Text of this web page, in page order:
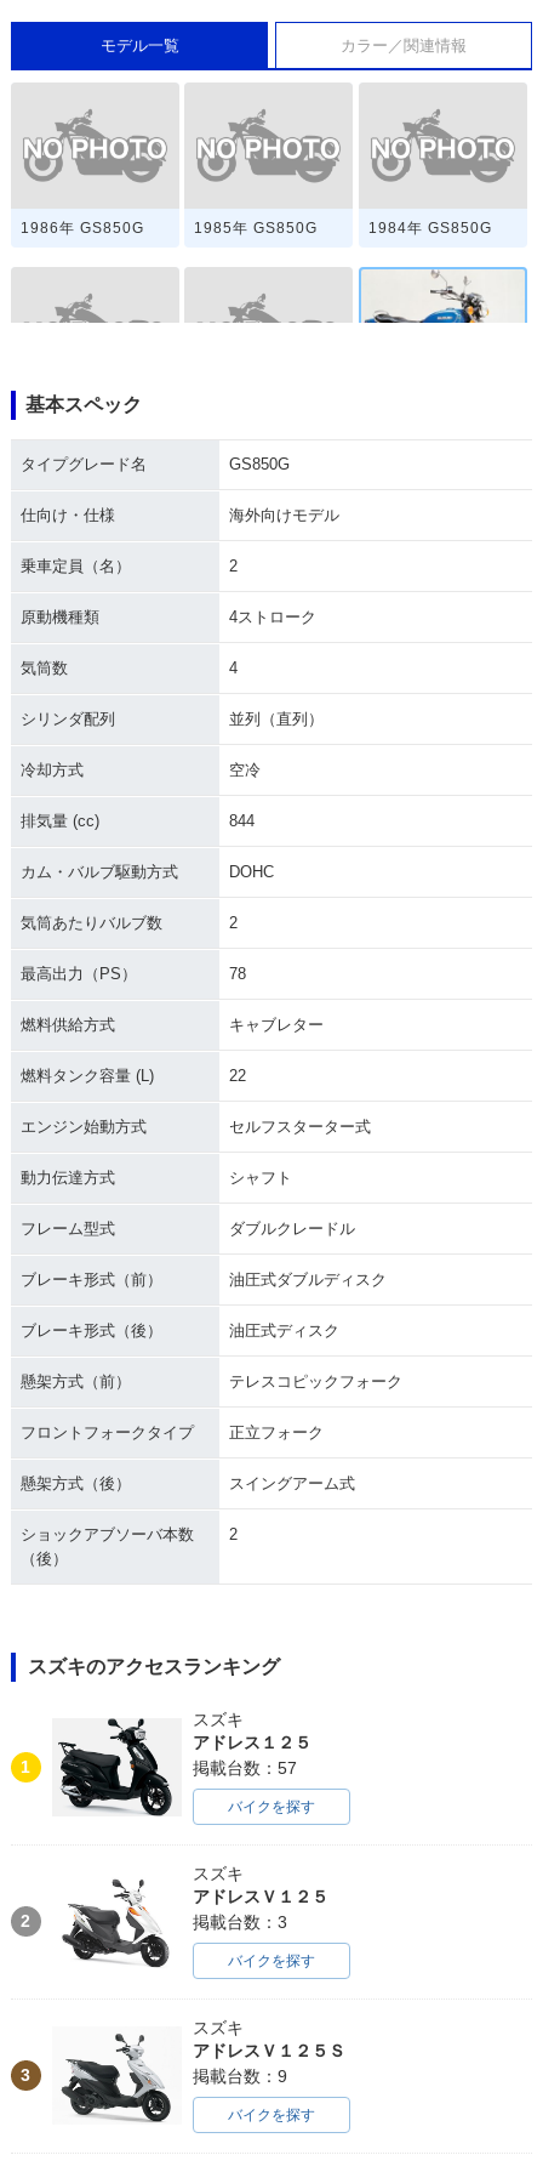
モデル一覧 カラー／関連情報
1986年 GS850G 1985年 GS850G 1984年 GS850G
1983年 GS850G
新登場
基本スペック
タイプグレード名 GS850G
仕向け・仕様 海外向けモデル
乗車定員（名） 2
原動機種類 4ストローク
気筒数 4
シリンダ配列 並列（直列）
冷却方式 空冷
排気量 (cc) 844
カム・バルブ駆動方式 DOHC
気筒あたりバルブ数 2
最高出力（PS） 78
燃料供給方式 キャブレター
燃料タンク容量 (L) 22
エンジン始動方式 セルフスターター式
動力伝達方式 シャフト
フレーム型式 ダブルクレードル
ブレーキ形式（前） 油圧式ダブルディスク
ブレーキ形式（後） 油圧式ディスク
懸架方式（前） テレスコピックフォーク
フロントフォークタイプ 正立フォーク
懸架方式（後） スイングアーム式
ショックアブソーバ本数
（後）
2
スズキのアクセスランキング
1
スズキ
アドレス１２５
掲載台数：57
バイクを探す
2
スズキ
アドレスＶ１２５
掲載台数：3
バイクを探す
3
スズキ
アドレスＶ１２５Ｓ
掲載台数：9
バイクを探す